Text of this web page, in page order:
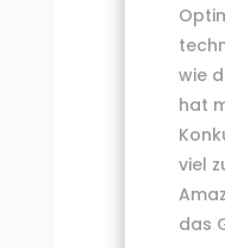
wie
hat
viel
das